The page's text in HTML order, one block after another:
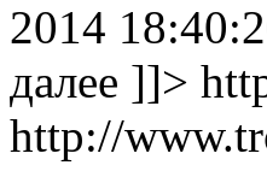
2014
далее ]]>
http://